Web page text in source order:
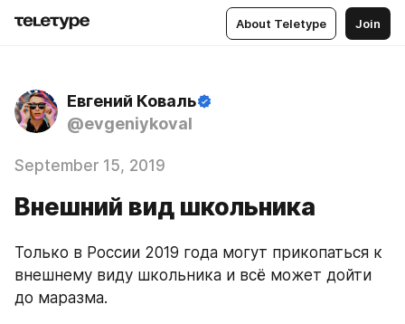
About Teletype Join
Евгений Коваль
@evgeniykoval
September 15, 2019
Внешний вид школьника
Только в России 2019 года могут прикопаться к
внешнему виду школьника и всё может дойти
до маразма.